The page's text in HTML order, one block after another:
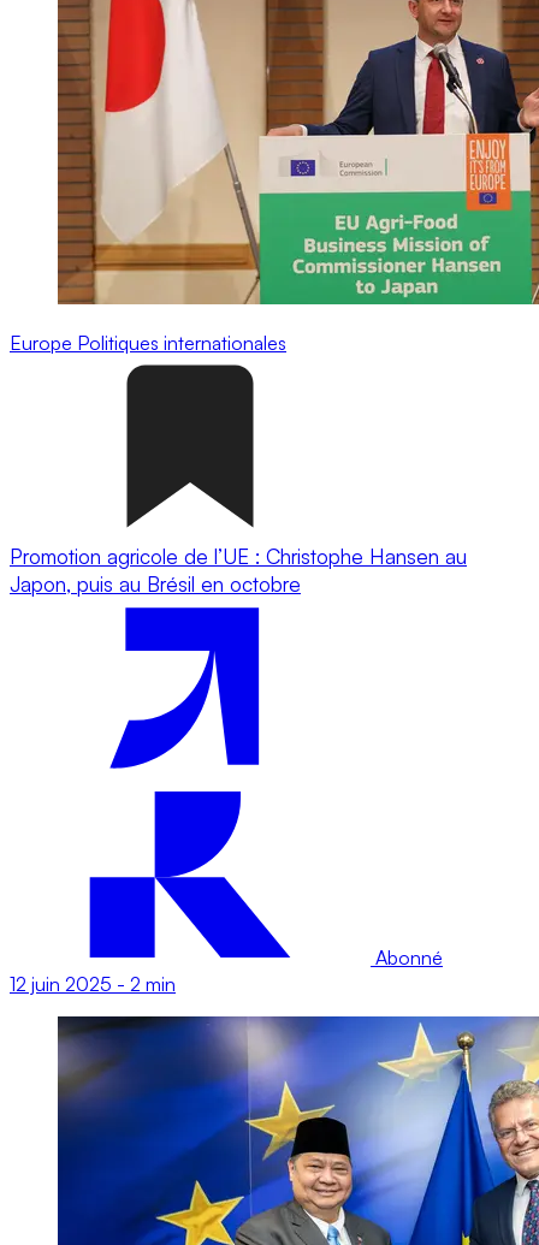
Europe Politiques internationales
Promotion agricole de l’UE : Christophe Hansen au
Japon, puis au Brésil en octobre
Abonné
12 juin 2025 - 2 min